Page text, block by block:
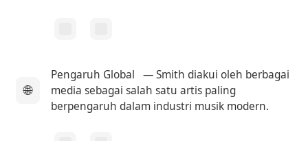
🌐
Pengaruh Global
— Smith diakui oleh berbagai
media sebagai salah satu artis paling
berpengaruh dalam industri musik modern.